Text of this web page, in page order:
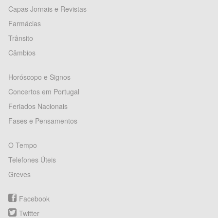
Capas Jornais e Revistas
Farmácias
Trânsito
Câmbios
Horóscopo e Signos
Concertos em Portugal
Feriados Nacionais
Fases e Pensamentos
O Tempo
Telefones Úteis
Greves
Facebook
Twitter